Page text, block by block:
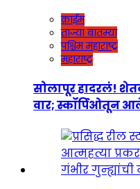
क्राईम
ताज्या बातम्या
पश्चिम महाराष्ट्र
महाराष्ट्र
सोलापूर हादरलं!
वार; स्कॉर्पिओतून